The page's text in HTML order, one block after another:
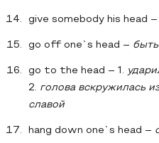
give somebody his head –
go off one`s head –
go to the head – 1.
2. голова вскружилась
славой
hang down one`s head –